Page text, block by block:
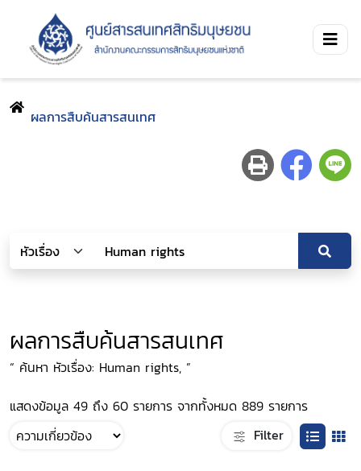
ผลการสืบค้นสารสนเทศ
ผลการสืบค้นสารสนเทศ
“ ค้นหา หัวเรื่อง: Human rights, ”
แสดงข้อมูล 49 ถึง 60 รายการ จากทั้งหมด 889 รายการ
Filter